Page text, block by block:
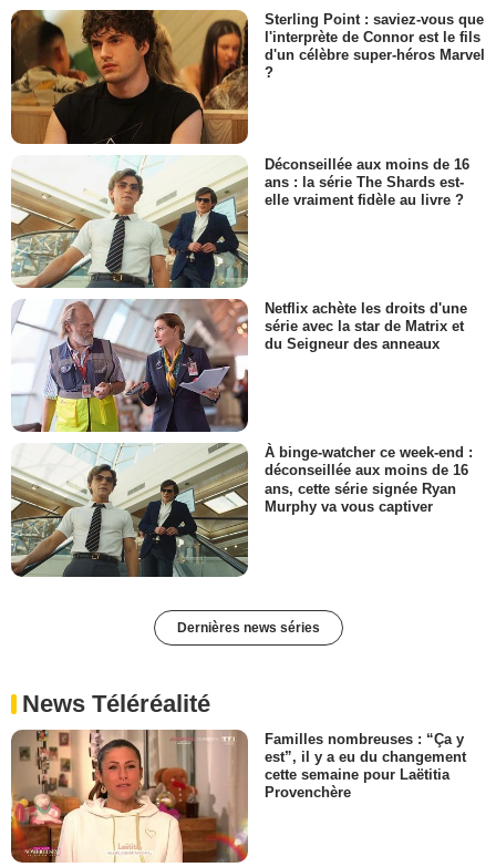
Sterling Point : saviez-vous que
l'interprète de Connor est le fils
d'un célèbre super-héros Marvel
?
Déconseillée aux moins de 16
ans : la série The Shards est-
elle vraiment fidèle au livre ?
Netflix achète les droits d'une
série avec la star de Matrix et
du Seigneur des anneaux
À binge-watcher ce week-end :
déconseillée aux moins de 16
ans, cette série signée Ryan
Murphy va vous captiver
Dernières news séries
News Téléréalité
Familles nombreuses : “Ça y
est”, il y a eu du changement
cette semaine pour Laëtitia
Provenchère